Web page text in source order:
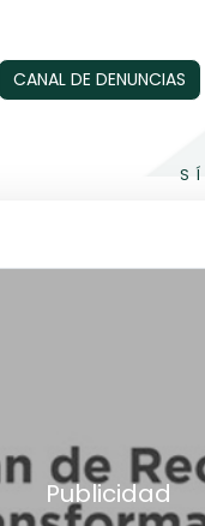
CANAL DE DENUNCIAS
Publicidad